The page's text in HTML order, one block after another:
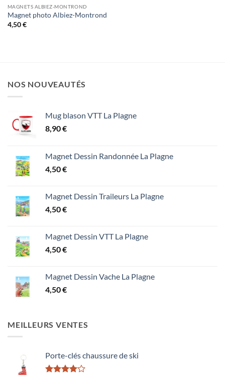
MAGNETS ALBIEZ-MONTROND
Magnet photo Albiez-Montrond
4,50€
NOS NOUVEAUTÉS
Mug blason VTT La Plagne
8,90€
Magnet Dessin Randonnée La Plagne
4,50€
Magnet Dessin Traileurs La Plagne
4,50€
Magnet Dessin VTT La Plagne
4,50€
Magnet Dessin Vache La Plagne
4,50€
MEILLEURS VENTES
Porte-clés chaussure de ski